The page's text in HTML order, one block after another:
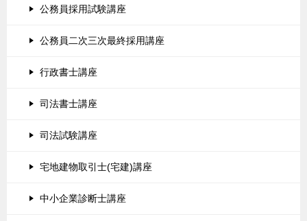
公務員採用試験講座
公務員二次三次最終採用講座
行政書士講座
司法書士講座
司法試験講座
宅地建物取引士(宅建)講座
中小企業診断士講座